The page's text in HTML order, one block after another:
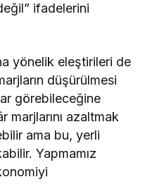
ifadelerini
yönelik eleştirileri de
düşürülmesi
görebileceğine
azaltmak
ama bu, yerli
Yapmamız